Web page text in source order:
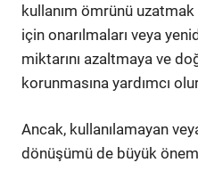
kullanım ömrünü
için onarılmaları veya
miktarını azaltmaya ve
korunmasına yardımcı
Ancak, kullanılamayan
dönüşümü de büyük